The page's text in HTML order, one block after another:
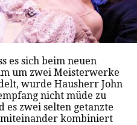
es sich beim neuen
um zwei Meisterwerke
wurde Hausherr John
nicht müde zu
es zwei selten getanzte
miteinander kombiniert